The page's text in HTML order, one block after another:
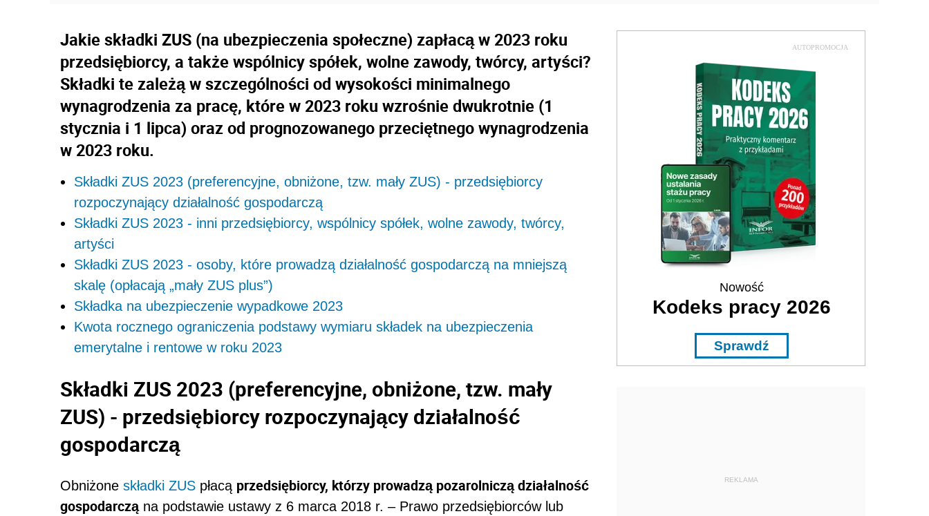
Jakie składki ZUS (na ubezpieczenia społeczne) zapłacą w 2023 roku
przedsiębiorcy, a także wspólnicy spółek, wolne zawody, twórcy, artyści?
Składki te zależą w szczególności od wysokości minimalnego
wynagrodzenia za pracę, które w 2023 roku wzrośnie dwukrotnie (1
stycznia i 1 lipca) oraz od prognozowanego przeciętnego wynagrodzenia
w 2023 roku.
Składki ZUS 2023 (preferencyjne, obniżone, tzw. mały ZUS) - przedsiębiorcy
rozpoczynający działalność gospodarczą
Składki ZUS 2023 - inni przedsiębiorcy, wspólnicy spółek, wolne zawody, twórcy,
artyści
Składki ZUS 2023 - osoby, które prowadzą działalność gospodarczą na mniejszą
skalę (opłacają „mały ZUS plus”)
Składka na ubezpieczenie wypadkowe 2023
Kwota rocznego ograniczenia podstawy wymiaru składek na ubezpieczenia
emerytalne i rentowe w roku 2023
Składki ZUS 2023 (preferencyjne, obniżone, tzw. mały
ZUS) - przedsiębiorcy rozpoczynający działalność
gospodarczą
Obniżone składki ZUS płacą przedsiębiorcy, którzy prowadzą pozarolniczą działalność
gospodarcząna podstawie ustawy z 6 marca 2018 r. – Prawo przedsiębiorców lub
AUTOPROMOCJA
Nowość
Kodeks pracy 2026
Sprawdź
REKLAMA